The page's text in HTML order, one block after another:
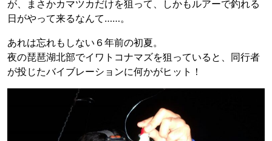
が、まさかカマツカだけを狙って、しかもルアーで釣れる
日がやって来るなんて……。
あれは忘れもしない６年前の初夏。
夜の琵琶湖北部でイワトコナマズを狙っていると、同行者
が投じたバイブレーションに何かがヒット！